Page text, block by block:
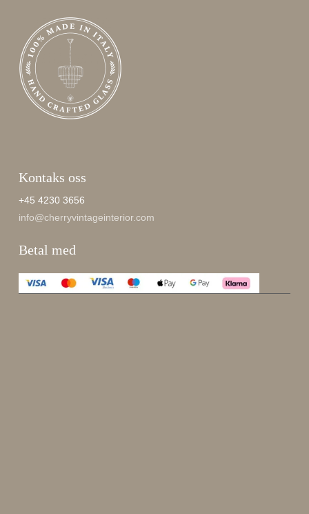
Kontaks oss
+45 4230 3656
info@cherryvintageinterior.com
Betal med